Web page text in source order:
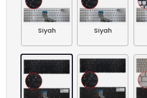
Siyah Siyah